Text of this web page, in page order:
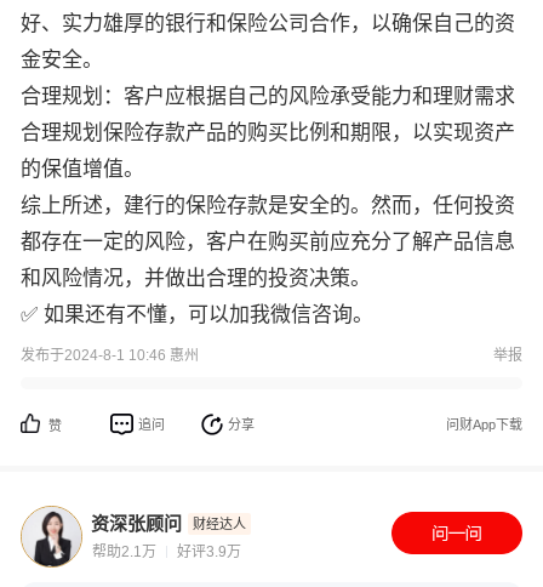
好、实力雄厚的银行和保险公司合作，以确保自己的资
金安全。
合理规划：客户应根据自己的风险承受能力和理财需求
合理规划保险存款产品的购买比例和期限，以实现资产
的保值增值。
综上所述，建行的保险存款是安全的。然而，任何投资
都存在一定的风险，客户在购买前应充分了解产品信息
和风险情况，并做出合理的投资决策。
✅ 如果还有不懂，可以加我微信咨询。
发布于2024-8-1 10:46 惠州 举报
赞 追问 分享 问财App下载
资深张顾问 财经达人
帮助2.1万 好评3.9万